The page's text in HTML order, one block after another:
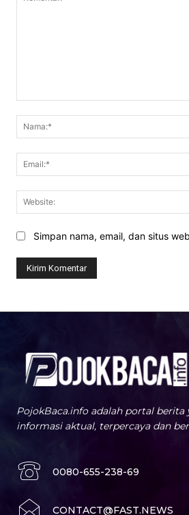
Simpan nama, email, dan situs
PojokBaca.info adalah portal berita
informasi aktual, terpercaya dan
0080-655-238-69
CONTACT@FAST.NEWS